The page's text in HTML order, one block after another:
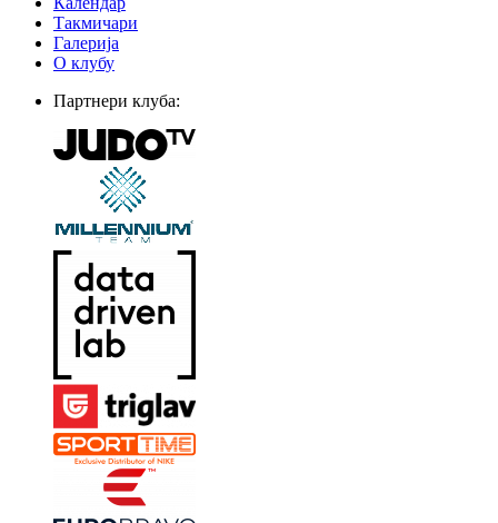
Такмичари
Галерија
О клубу
Партнери клуба: